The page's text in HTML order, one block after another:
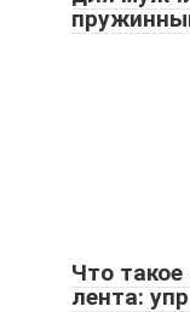
Что
лента: